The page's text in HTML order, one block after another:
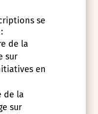
se
de la
sur
en
de la
sur